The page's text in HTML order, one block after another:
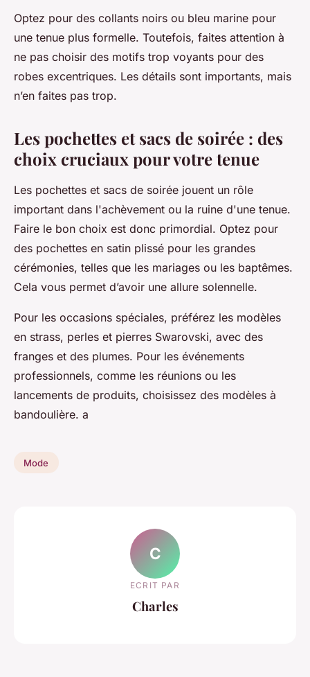
Optez pour des collants noirs ou bleu marine pour
une tenue plus formelle. Toutefois, faites attention à
ne pas choisir des motifs trop voyants pour des
robes excentriques. Les détails sont importants, mais
n’en faites pas trop.
Les pochettes et sacs de soirée : des
choix cruciaux pour votre tenue
Les pochettes et sacs de soirée jouent un rôle
important dans l'achèvement ou la ruine d'une tenue.
Faire le bon choix est donc primordial. Optez pour
des pochettes en satin plissé pour les grandes
cérémonies, telles que les mariages ou les baptêmes.
Cela vous permet d’avoir une allure solennelle.
Pour les occasions spéciales, préférez les modèles
en strass, perles et pierres Swarovski, avec des
franges et des plumes. Pour les événements
professionnels, comme les réunions ou les
lancements de produits, choisissez des modèles à
bandoulière. a
Mode
C
ECRIT PAR
Charles